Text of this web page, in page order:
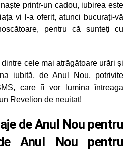
printr-un cadou, iubirea este
vi l-a oferit, atunci bucurați-vă
pentru că sunteți cu
cele mai atrăgătoare urări și
iubită, de Anul Nou, potrivite
care îi vor lumina întreaga
Revelion de neuitat!
de Anul Nou pentru
Anul Nou pentru